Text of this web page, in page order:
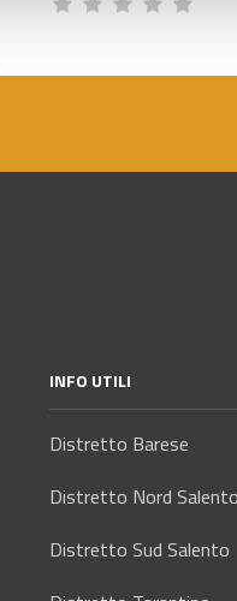
INFO UTILI
Distretto Barese
Distretto Nord Salento
Distretto Sud Salento